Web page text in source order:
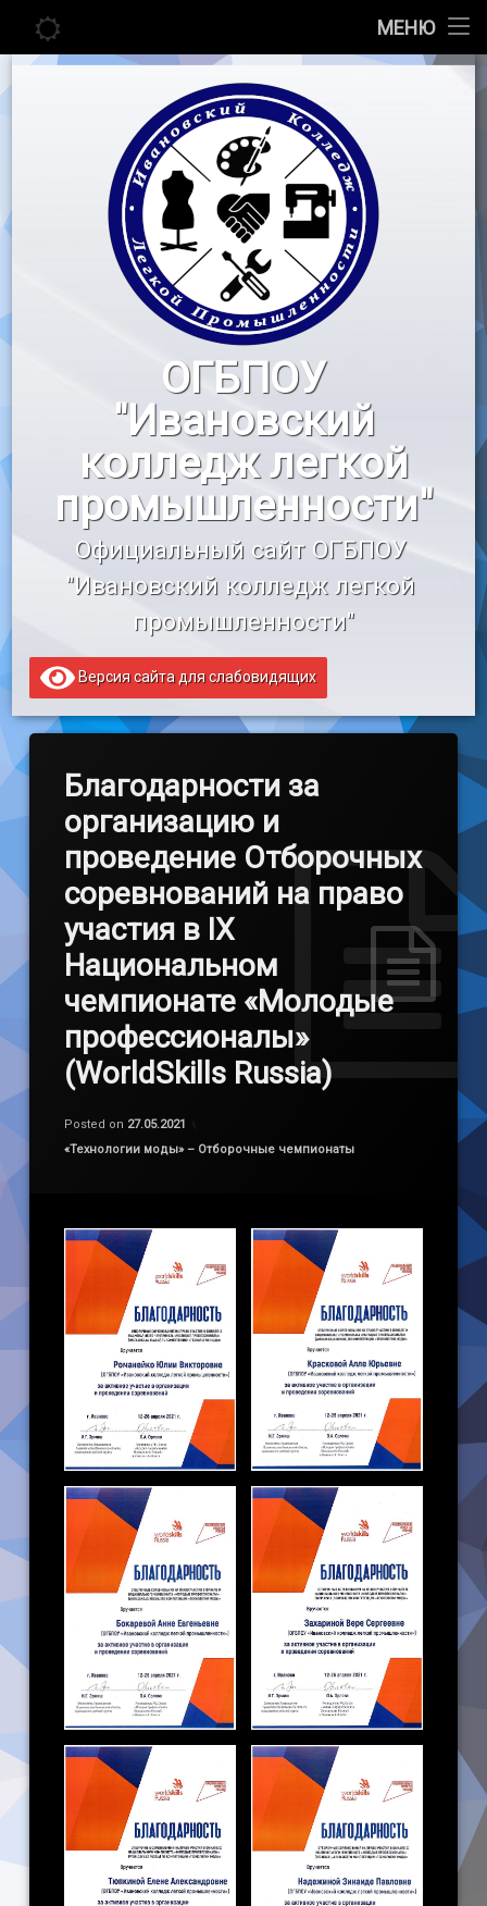
МЕНЮ
Главная
Педагогу
Воспитательная работа
«Профессионалы»
«Профессионалитет»
Образовательный кредит
Перейти
к
ОГБПОУ
"Ивановский
колледж легкой
промышленности"
Официальный сайт ОГБПОУ
"Ивановский колледж легкой
промышленности"
Версия сайта для слабовидящих
Благодарности за
организацию и
проведение Отборочных
соревнований на право
участия в IX
Национальном
чемпионате «Молодые
профессионалы»
(WorldSkills Russia)
Posted on 27.05.2021
Категории:
«Технологии моды» – Отборочные чемпионаты